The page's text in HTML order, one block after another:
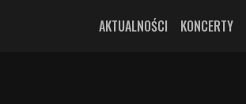
AKTUALNOŚCI KONCERTY